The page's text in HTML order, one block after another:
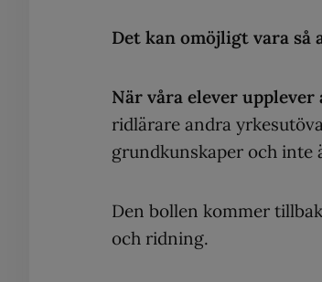
Det kan omöjligt vara
När våra elever
ridlärare andra
grundkunskaper och inte
Den bollen kommer
och ridning.